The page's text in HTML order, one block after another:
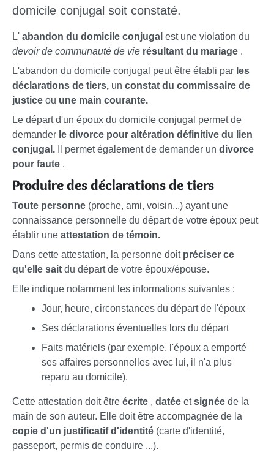
domicile conjugal soit constaté.
L' abandon du domicile conjugal est une violation du
devoir de communauté de vie résultant du mariage .
L'abandon du domicile conjugal peut être établi par les
déclarations de tiers, un constat du commissaire de
justice ou une main courante.
Le départ d'un époux du domicile conjugal permet de
demander le divorce pour altération définitive du lien
conjugal.
Il permet également de demander un divorce
pour faute .
Produire des déclarations de tiers
Toute personne (proche, ami, voisin...) ayant une
connaissance personnelle du départ de votre époux peut
établir une attestation de témoin.
Dans cette attestation, la personne doit préciser ce
qu'elle sait du départ de votre époux/épouse.
Elle indique notamment les informations suivantes :
Jour, heure, circonstances du départ de l'époux
Ses déclarations éventuelles lors du départ
Faits matériels (par exemple, l'époux a emporté
ses affaires personnelles avec lui, il n'a plus
reparu au domicile).
Cette attestation doit être écrite , datée et signée de la
main de son auteur. Elle doit être accompagnée de la
copie d'un justificatif d'identité (carte d'identité,
passeport, permis de conduire ...).